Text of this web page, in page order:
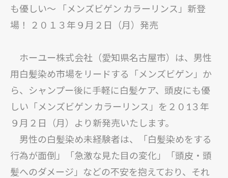
も優しい～ 「メンズビゲン カラーリンス」新登
場！ ２０１３年９月２日（月）発売
ホーユー株式会社（愛知県名古屋市）は、男性
用白髪染め市場をリードする「メンズビゲン」か
ら、シャンプー後に手軽に白髪ケア、頭皮にも優
しい「メンズビゲン カラーリンス」を２０1３年
９月２日（月）より新発売いたします。
男性の白髪染め未経験者は、「白髪染めをする
行為が面倒」「急激な見た目の変化」「頭皮・頭
髪へのダメージ」などの不安を抱えており、それ